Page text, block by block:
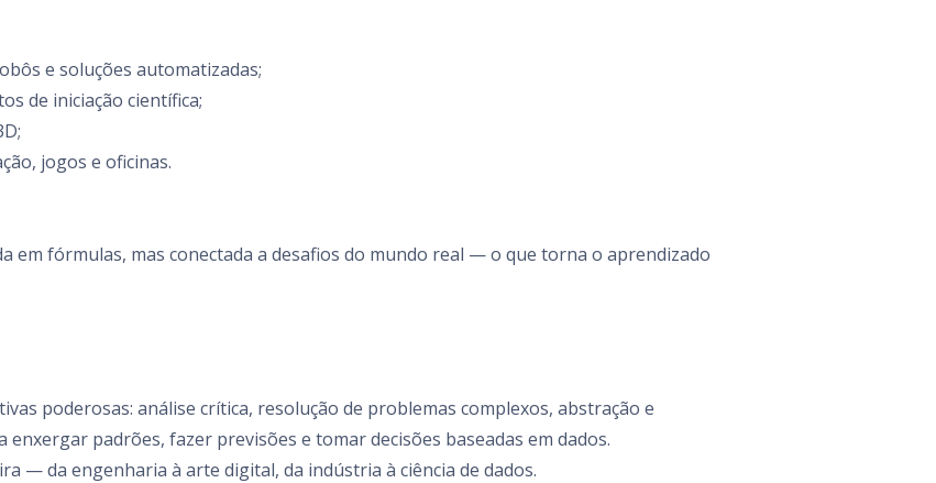
e soluções automatizadas;
de iniciação científica;
jogos e oficinas.
em fórmulas, mas conectada a desafios do mundo real — o que torna o aprendizado
poderosas: análise crítica, resolução de problemas complexos, abstração e
padrões, fazer previsões e tomar decisões baseadas em dados.
— da engenharia à arte digital, da indústria à ciência de dados.